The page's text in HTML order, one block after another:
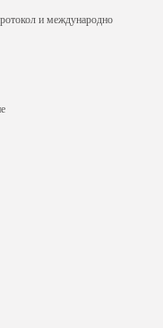
и международно